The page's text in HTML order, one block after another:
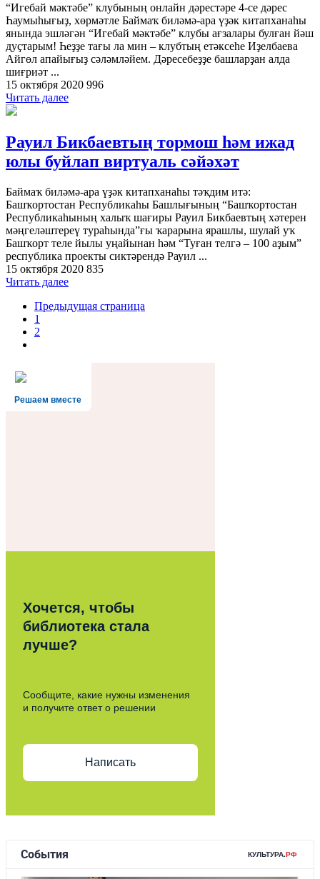
“Игебай мәктәбе” клубының онлайн дәрестәре 4-се дәрес
Һаумыһығыҙ, хөрмәтле Баймаҡ биләмә-ара үҙәк китапханаһы
янында эшләгән “Игебай мәктәбе” клубы ағзалары булған йәш
дуҫтарым! Һеҙҙе тағы ла мин – клубтың етәксеһе Иҙелбаева
Айгөл апайығыҙ сәләмләйем. Дәресебеҙҙе башларҙан алда
шиғриәт ...
15 октября 2020 996
Читать далее
Рауил Бикбаевтың тормош һәм ижад
юлы буйлап виртуаль сәйәхәт
Баймаҡ биләмә-ара үҙәк китапханаһы тәҡдим итә:
Башҡортостан Республикаһы Башлығының “Башҡортостан
Республикаһының халыҡ шағиры Рауил Бикбаевтың хәтерен
мәңгеләштереү тураһында”ғы ҡарарына ярашлы, шулай уҡ
Башҡорт теле йылы уңайынан һәм “Туған телгә – 100 аҙым”
республика проекты сиктәрендә Рауил ...
15 октября 2020 835
Читать далее
Предыдущая страница
1
2
Решаем вместе
Хочется, чтобы
библиотека стала
лучше?
Сообщите, какие нужны изменения
и получите ответ о решении
Написать